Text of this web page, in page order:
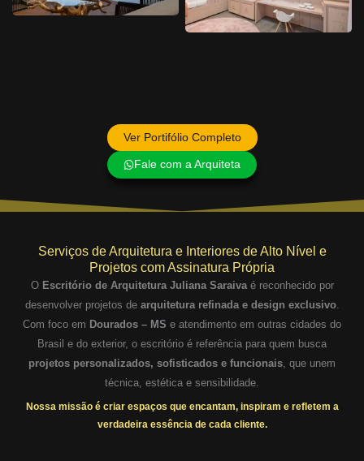
Ver Portifólio Completo
Fale com a Arquiteta
Serviços de Arquitetura e Interiores de Alto Nível e
Projetos com Assinatura Própria
O Escritório de Arquitetura Juliana Saraivaé reconhecido por
desenvolver projetos de arquitetura refinada e design exclusivo.
Com foco em Dourados – MS e atendimento em outras cidades do
Brasil e do exterior, o escritório é referência para quem busca
projetos personalizados, sofisticados e funcionais , que unem
técnica, estética e sensibilidade.
Nossa missão é criar espaços que encantam, inspiram e refletem a
verdadeira essência de cada cliente.